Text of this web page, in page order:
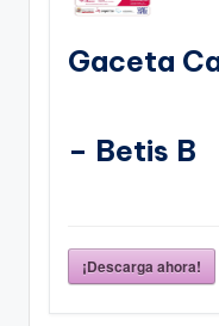
Gaceta
– Betis B
¡Descarga ahora!